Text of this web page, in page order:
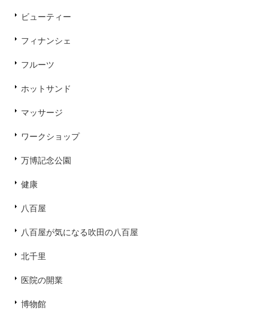
ビューティー
フィナンシェ
フルーツ
ホットサンド
マッサージ
ワークショップ
万博記念公園
健康
八百屋
八百屋が気になる吹田の八百屋
北千里
医院の開業
博物館